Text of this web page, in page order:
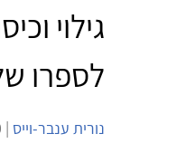
גילוי
לספרו
נורית ענבר-וייס | 14/8/2020 | 5,474 צפיות |